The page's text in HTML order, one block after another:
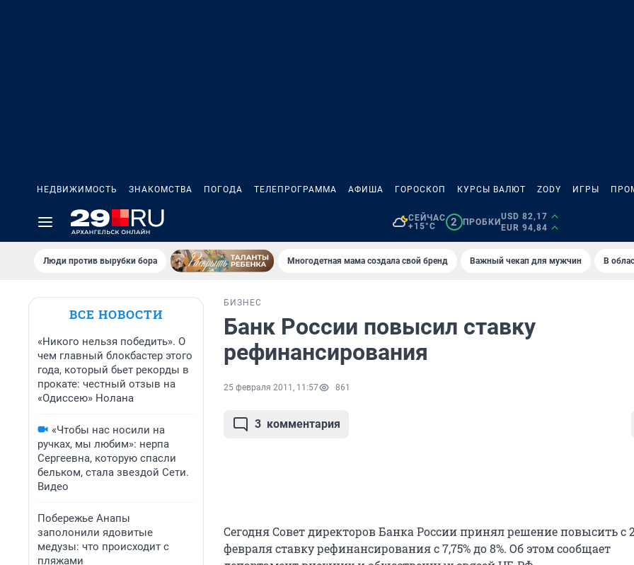
НЕДВИЖИМОСТЬ ЗНАКОМСТВА ПОГОДА ТЕЛЕПРОГРАММА АФИША ГОРОСКОП КУРСЫ ВАЛЮТ ZODY ИГРЫ
СЕЙЧАС
+15°C
2 ПРОБКИ
USD 82,17
EUR 94,84
Люди против вырубки бора Многодетная мама создала свой бренд Важный чекап для мужчин В
ВСЕ НОВОСТИ
«Никого нельзя победить». О
чем главный блокбастер этого
года, который бьет рекорды в
прокате: честный отзыв на
«Одиссею» Нолана
«Чтобы нас носили на
ручках, мы любим»: нерпа
Сергеевна, которую спасли
бельком, стала звездой Сети.
Видео
Побережье Анапы
заполонили ядовитые
медузы: что происходит с
пляжами
БИЗНЕС
Банк России повысил ставку
рефинансирования
25 февраля 2011, 11:57 861
3 комментария
Сегодня Совет директоров Банка России принял решение повысить с
февраля ставку рефинансирования с 7,75% до 8%. Об этом сообщает